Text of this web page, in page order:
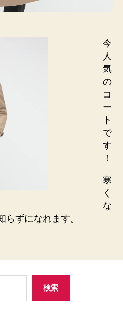
今
人
気
の
コ
ー
ト
で
す
！
寒
く
な
らずになれます。
検索